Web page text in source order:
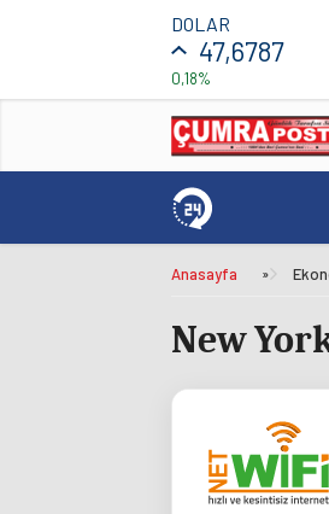
DOLAR
47,6787
0,18%
Anasayfa »
New